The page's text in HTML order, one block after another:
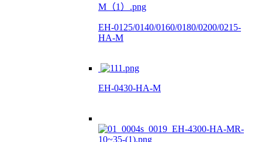
EH-0125/0140/0160/0180/0200/0215-
HA-M
EH-0430-HA-M